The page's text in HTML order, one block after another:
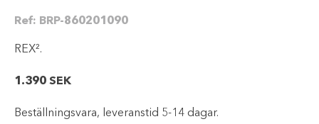
Ref: BRP-860201090
REX².
1.390 SEK
Beställningsvara, leveranstid 5-14 dagar.